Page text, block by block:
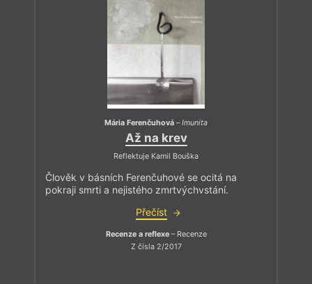
Mária Ferenčuhová –Imunita
Až na krev
Reflektuje Kamil Bouška
Člověk v básních Ferenčuhové se ocitá na
pokraji smrti a nejistého zmrtvýchvstání.
Přečíst
Recenze a reflexe– Recenze
Z čísla 2/2017